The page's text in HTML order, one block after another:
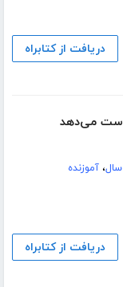
دریافت از کتابراه
دست می‌دهد
،آموزنده
دریافت از کتابراه